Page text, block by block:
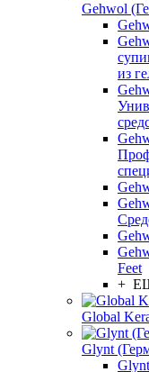
Gehwol
из
Feet
+
Global
Glynt